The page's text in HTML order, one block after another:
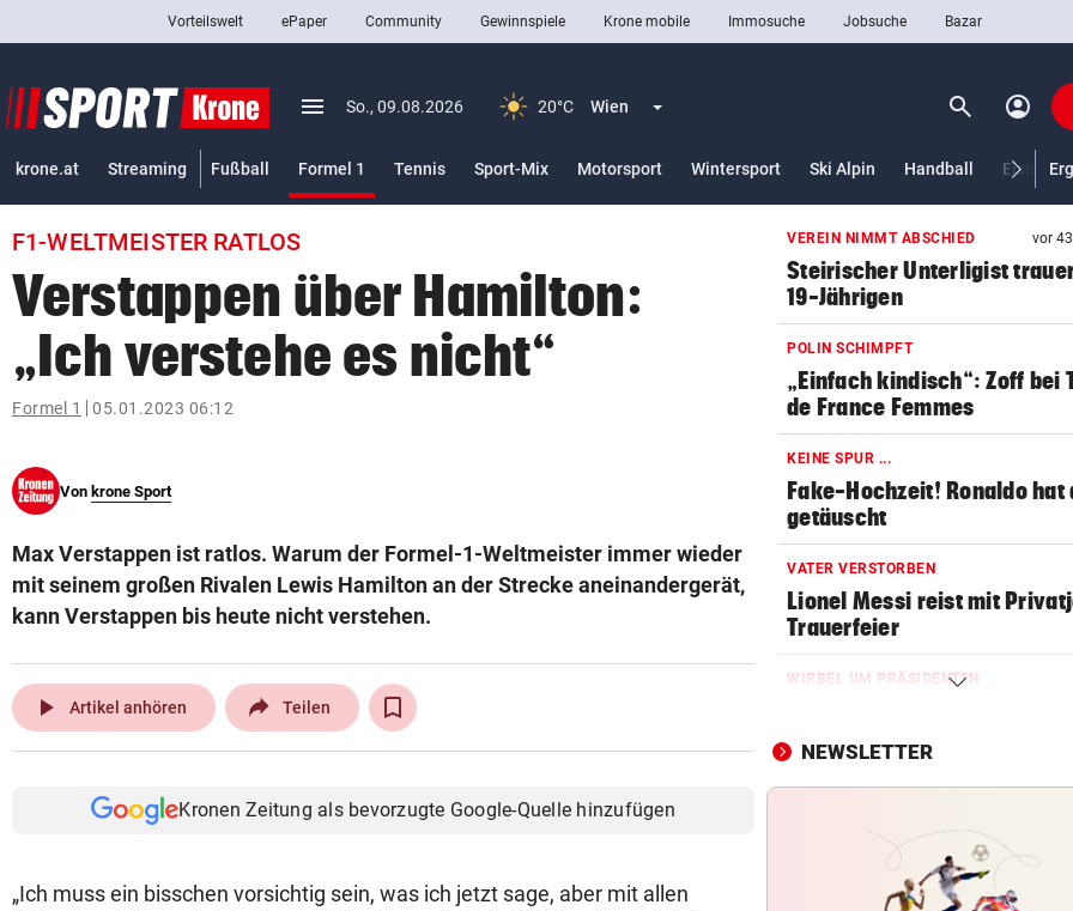
closeSchließen
Abonnieren
arrow_right
pin_drop
bookmark
search
Suchbegriff
© Krone Multimedia GmbH & Co KG 2026
Muthgasse 2, 1190 Wien
Vorteilswelt ePaper Community Gewinnspiele Krone mobile Immosuche Jobsuche Bazar
menu Menü aufklappen
So., 09.08.2026 20°C Wien Menü aufklappen search Suchen
account_circle
krone.at Streaming Fußball Formel 1
Tennis
Sport-Mix Motorsport Wintersport Ski Alpin Handball
F1-WELTMEISTER RATLOS
Verstappen über Hamilton:
„Ich verstehe es nicht“
Formel 1 05.01.2023 06:12
Von krone Sport
Max Verstappen ist ratlos. Warum der Formel-1-Weltmeister immer wieder
mit seinem großen Rivalen Lewis Hamilton an der Strecke aneinandergerät,
kann Verstappen bis heute nicht verstehen.
play_arrow Artikel anhören Teilen
Kronen Zeitung als bevorzugte Google-Quelle hinzufügen
„Ich muss ein bisschen vorsichtig sein, was ich jetzt sage, aber mit allen
VEREIN NIMMT ABSCHIED vor
Steirischer Unterligist
19-Jährigen
POLIN SCHIMPFT
„Einfach kindisch“: Zoff bei
de France Femmes
KEINE SPUR ...
Fake-Hochzeit! Ronaldo hat
getäuscht
VATER VERSTORBEN
Lionel Messi reist mit
Trauerfeier
WIRBEL UM PRÄSIDENTEN
gegen Infantino
OLYMPIA-HELD GSTREIN
geblieben“
FC RED BULL SALZBURG
NEWSLETTER